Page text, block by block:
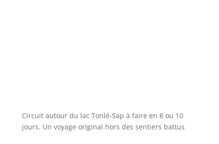
Circuit autour du lac Tonlé-Sap à faire en 8 ou 10
jours. Un voyage original hors des sentiers battus